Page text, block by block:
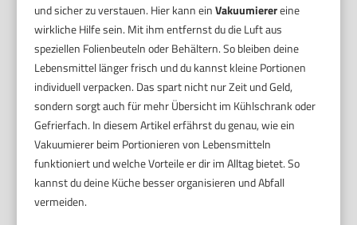
und sicher zu verstauen. Hier kann einVakuumierereine
wirkliche Hilfe sein. Mit ihm entfernst du die Luft aus
speziellen Folienbeuteln oder Behältern. So bleiben deine
Lebensmittel länger frisch und du kannst kleine Portionen
individuell verpacken. Das spart nicht nur Zeit und Geld,
sondern sorgt auch für mehr Übersicht im Kühlschrank oder
Gefrierfach. In diesem Artikel erfährst du genau, wie ein
Vakuumierer beim Portionieren von Lebensmitteln
funktioniert und welche Vorteile er dir im Alltag bietet. So
kannst du deine Küche besser organisieren und Abfall
vermeiden.